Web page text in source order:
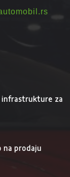
infrastrukture za
na prodaju